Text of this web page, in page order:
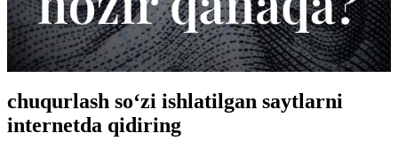
chuqurlash so‘zi ishlatilgan saytlarni
internetda qidiring